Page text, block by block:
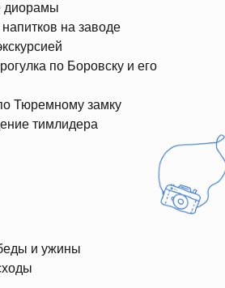
на заводе
по Боровску и его
Тюремному замку
тимлидера
и ужины